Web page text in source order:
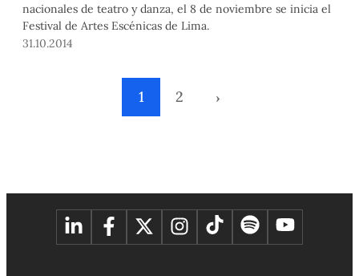
nacionales de teatro y danza, el 8 de noviembre se inicia el
Festival de Artes Escénicas de Lima.
31.10.2014
1 2 ›